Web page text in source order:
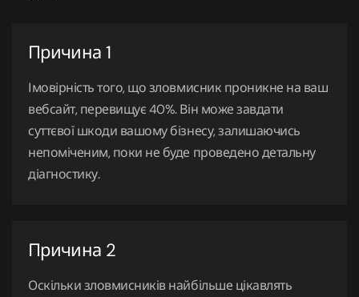
Причина 1
Імовірність того, що зловмисник проникне на ваш
вебсайт, перевищує 40%. Він може завдати
суттєвої шкоди вашому бізнесу, залишаючись
непоміченим, поки не буде проведено детальну
діагностику.
Причина 2
Оскільки зловмисників найбільше цікавлять